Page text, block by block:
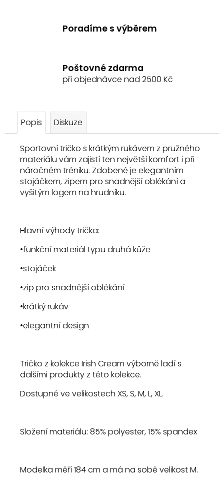
Poradíme s výběrem
Poštovné zdarma
při objednávce nad 2500 Kč
Popis Diskuze
Sportovní tričko s krátkým rukávem z pružného
materiálu vám zajistí ten největší komfort i při
náročném tréniku. Zdobené je elegantním
stojáčkem, zipem pro snadnější oblékání a
vyšitým logem na hrudníku.
Hlavní výhody trička:
•funkční materiál typu druhá kůže
•stojáček
•zip pro snadnější oblékání
•krátký rukáv
•elegantní design
Tričko z kolekce Irish Cream výborně ladí s
dalšími produkty z této kolekce.
Dostupné ve velikostech XS, S, M, L, XL.
Složení materiálu: 85% polyester, 15% spandex
Modelka měří 184 cm a má na sobě velikost M.